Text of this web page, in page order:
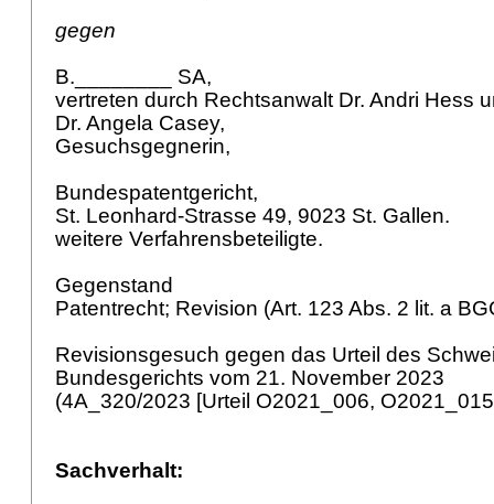
gegen
B.________ SA,
vertreten durch Rechtsanwalt Dr. Andri Hess
Dr. Angela Casey,
Gesuchsgegnerin,
Bundespatentgericht,
St. Leonhard-Strasse 49, 9023 St. Gallen.
weitere Verfahrensbeteiligte.
Gegenstand
Patentrecht; Revision (Art. 123 Abs. 2 lit. a
Revisionsgesuch gegen das Urteil des
Bundesgerichts vom 21. November 2023
(4A_320/2023 [Urteil O2021_006,
Sachverhalt: